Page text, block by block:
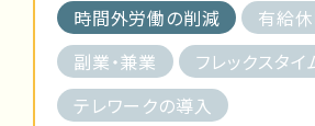
時間外労働の削減
有給
副業・兼業
フレックスタ
テレワークの導入